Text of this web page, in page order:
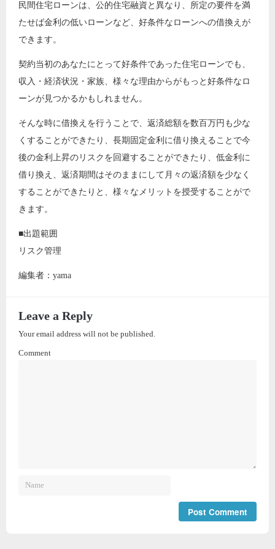
民間住宅ローンは、公的住宅融資と異なり、所定の要件を満
たせば金利の低いローンなど、好条件なローンへの借換えが
できます。
契約当初のあなたにとって好条件であった住宅ローンでも、
収入・経済状況・家族、様々な理由からがもっと好条件なロ
ーンが見つかるかもしれません。
そんな時に借換えを行うことで、返済総額を数百万円も少な
くすることができたり、長期固定金利に借り換えることで今
後の金利上昇のリスクを回避することができたり、低金利に
借り換え、返済期間はそのままにして月々の返済額を少なく
することができたりと、様々なメリットを授受することがで
きます。
■出題範囲
リスク管理
編集者：yama
Leave a Reply
Your email address will not be published.
Comment